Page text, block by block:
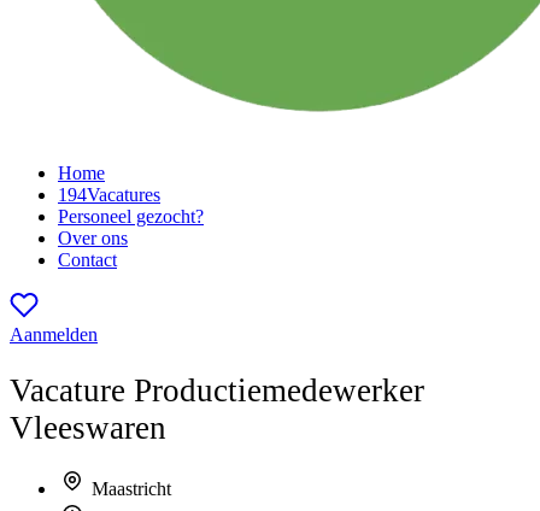
Home
194Vacatures
Personeel gezocht?
Over ons
Contact
Aanmelden
Vacature Productiemedewerker
Vleeswaren
Maastricht